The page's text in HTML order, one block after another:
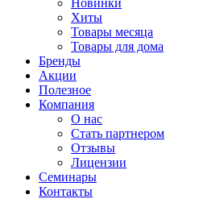
Новинки
Хиты
Товары месяца
Товары для дома
Бренды
Акции
Полезное
Компания
О нас
Стать партнером
Отзывы
Лицензии
Семинары
Контакты